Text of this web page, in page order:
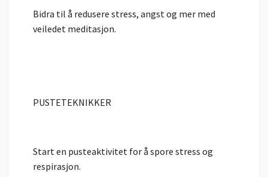
Bidra til å redusere stress, angst og mer med
veiledet meditasjon.
PUSTETEKNIKKER
Start en pusteaktivitet for å spore stress og
respirasjon.